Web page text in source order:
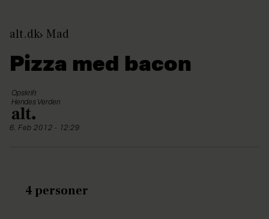
alt.dk Mad
Pizza med bacon
Opskrift
Hendes Verden
6. Feb 2012 - 12:29
4 personer